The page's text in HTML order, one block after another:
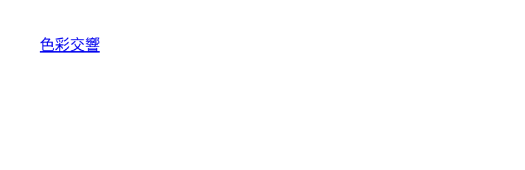
色彩交響